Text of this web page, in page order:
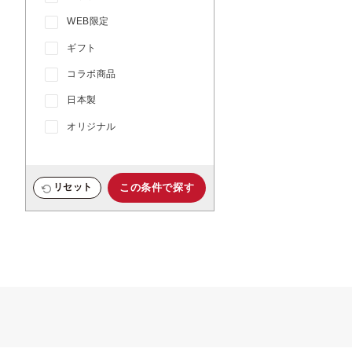
WEB限定
ギフト
コラボ商品
日本製
オリジナル
リセット この条件で探す